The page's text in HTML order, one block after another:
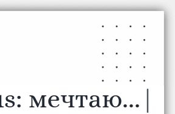
содержанию
мечтаю... |